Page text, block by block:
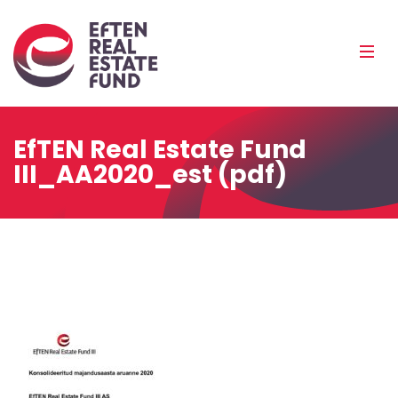
EfTEN Real Estate Fund
III_AA2020_est (pdf)